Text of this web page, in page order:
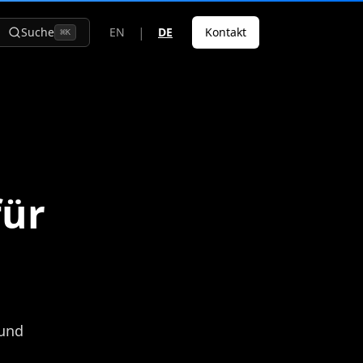
Suche ⌘K EN | DE Kontakt